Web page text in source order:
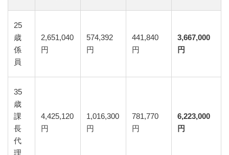
25
歳
係
員
2,651,040
円
574,392
円
441,840
円
3,667,000
円
35
歳
課
長
代
理
4,425,120
円
1,016,300
円
781,770
円
6,223,000
円